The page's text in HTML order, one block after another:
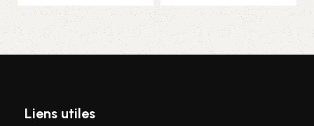
Liens utiles